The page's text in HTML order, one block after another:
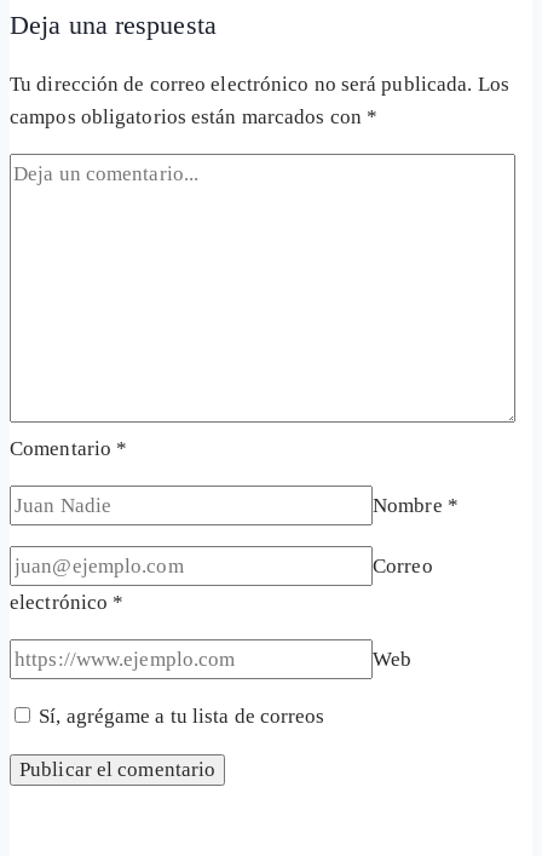
Deja una respuesta
Tu dirección de correo electrónico no será publicada. Los
campos obligatorios están marcados con *
Comentario *
Nombre *
Correo
electrónico *
Web
Sí, agrégame a tu lista de correos